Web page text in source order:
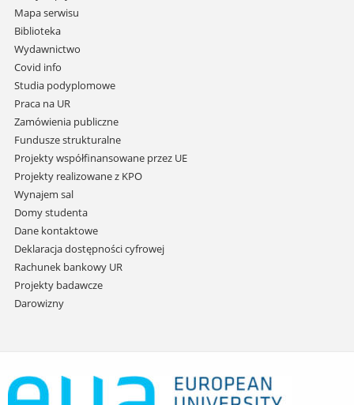
nawigację
i
przejdź
do
treści
Mapa serwisu
Biblioteka
Wydawnictwo
Covid info
Studia podyplomowe
Praca na UR
Zamówienia publiczne
Fundusze strukturalne
Projekty współfinansowane przez UE
Projekty realizowane z KPO
Wynajem sal
Domy studenta
Dane kontaktowe
Deklaracja dostępności cyfrowej
Rachunek bankowy UR
Projekty badawcze
Darowizny